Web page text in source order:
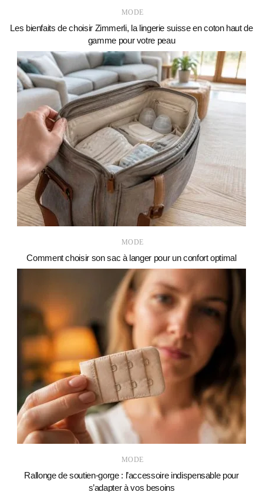
MODE
Les bienfaits de choisir Zimmerli, la lingerie suisse en coton haut de
gamme pour votre peau
MODE
Comment choisir son sac à langer pour un confort optimal
MODE
Rallonge de soutien-gorge : l’accessoire indispensable pour
s’adapter à vos besoins